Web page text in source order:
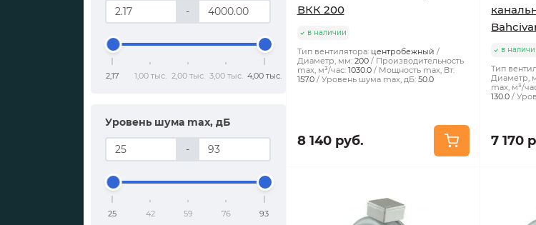
-
2,17 1,00 тыс. 2,00 тыс. 3,00 тыс. 4,00 тыс.
Уровень шума max, дБ
-
25 42 59 76 93
ВКК 200
в наличии
Тип вентилятора: центробежный
Диаметр, мм: 200
Производительность
max, м³/час: 1030.0
Мощность max, Вт:
157.0
Уровень шума max, дБ: 50.0
8 140 руб.
в
Тип
Диаметр,
max, м³/
130.0
7 170